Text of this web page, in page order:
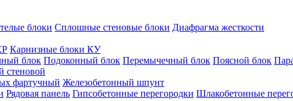
блоки Сплошные стеновые блоки Диафрагма жесткости
Карнизные блоки КУ
блок Подоконный блок Перемычечный блок Поясной блок
стеновой
фартучный Железобетонный шпунт
Рядовая панель Гипсобетонные перегородки Шлакобетонные